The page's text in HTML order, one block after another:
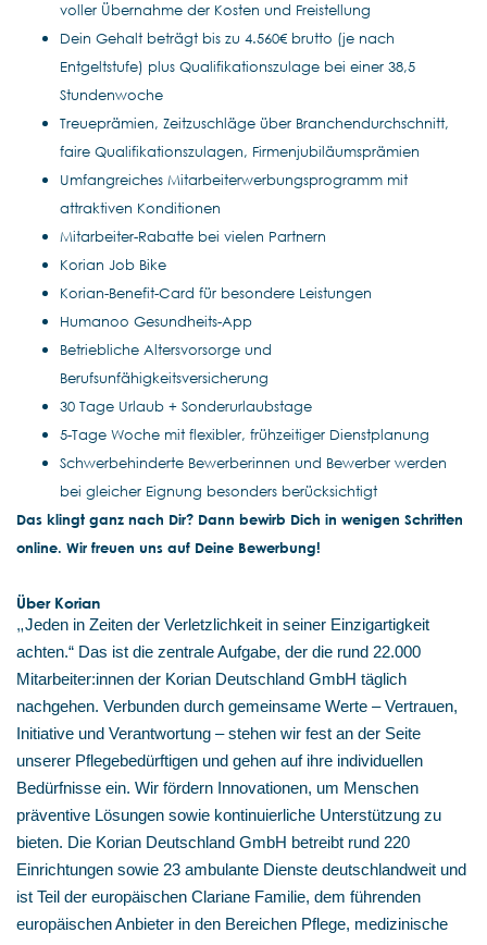
voller Übernahme der Kosten und Freistellung
Dein Gehalt beträgt bis zu 4.560€ brutto (je nach
Entgeltstufe) plus Qualifikationszulage bei einer 38,5
Stundenwoche
Treueprämien, Zeitzuschläge über Branchendurchschnitt,
faire Qualifikationszulagen, Firmenjubiläumsprämien
Umfangreiches Mitarbeiterwerbungsprogramm mit
attraktiven Konditionen
Mitarbeiter-Rabatte bei vielen Partnern
Korian Job Bike
Korian-Benefit-Card für besondere Leistungen
Humanoo Gesundheits-App
Betriebliche Altersvorsorge und
Berufsunfähigkeitsversicherung
30 Tage Urlaub + Sonderurlaubstage
5-Tage Woche mit flexibler, frühzeitiger Dienstplanung
Schwerbehinderte Bewerberinnen und Bewerber werden
bei gleicher Eignung besonders berücksichtigt
Das klingt ganz nach Dir? Dann bewirb Dich in wenigen Schritten
online. Wir freuen uns auf Deine Bewerbung!
Über Korian
„Jeden in Zeiten der Verletzlichkeit in seiner Einzigartigkeit
achten.“ Das ist die zentrale Aufgabe, der die rund 22.000
Mitarbeiter:innen der Korian Deutschland GmbH täglich
nachgehen. Verbunden durch gemeinsame Werte – Vertrauen,
Initiative und Verantwortung – stehen wir fest an der Seite
unserer Pflegebedürftigen und gehen auf ihre individuellen
Bedürfnisse ein. Wir fördern Innovationen, um Menschen
präventive Lösungen sowie kontinuierliche Unterstützung zu
bieten. Die Korian Deutschland GmbH betreibt rund 220
Einrichtungen sowie 23 ambulante Dienste deutschlandweit und
ist Teil der europäischen Clariane Familie, dem führenden
europäischen Anbieter in den Bereichen Pflege, medizinische